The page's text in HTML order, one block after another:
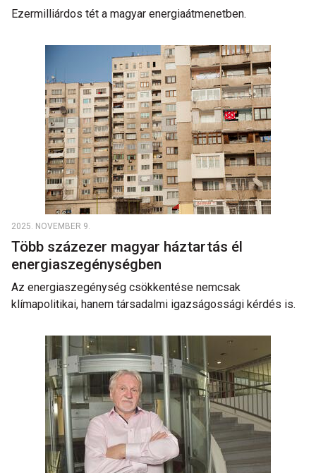
Ezermilliárdos tét a magyar energiaátmenetben.
2025. NOVEMBER 9.
Több százezer magyar háztartás él
energiaszegénységben
Az energiaszegénység csökkentése nemcsak
klímapolitikai, hanem társadalmi igazságossági kérdés is.